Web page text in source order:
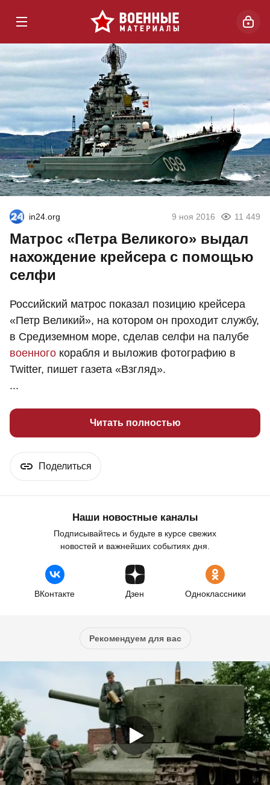
in24.org 9 ноя 2016 11 449
Матрос «Петра Великого» выдал
нахождение крейсера с помощью
селфи
Российский матрос показал позицию крейсера
«Петр Великий», на котором он проходит службу,
в Средиземном море, сделав селфи на палубе
военного корабля и выложив фотографию в
Twitter, пишет газета «Взгляд».
...
Читать полностью
Поделиться
Наши новостные каналы
Подписывайтесь и будьте в курсе свежих
новостей и важнейших событиях дня.
ВКонтакте Дзен Одноклассники
Рекомендуем для вас